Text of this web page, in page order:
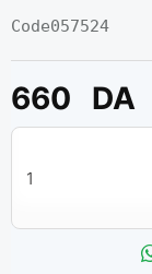
Code057524
660 DA
quantité de